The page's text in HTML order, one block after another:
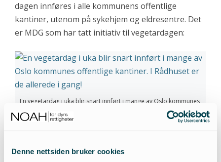
Denne nettsiden bruker cookies
dagen innføres i alle kommunens offentlige
kantiner, utenom på sykehjem og eldresentre. Det
er MDG som har tatt initiativ til vegetardagen:
En vegetardag i uka blir snart innført i mange av Oslo kommunes
offentlige kantiner. I Rådhuset er de allerede i gang med kjøttfri
mandag!
– Det å spise mindre kjøtt er kanskje det enkleste